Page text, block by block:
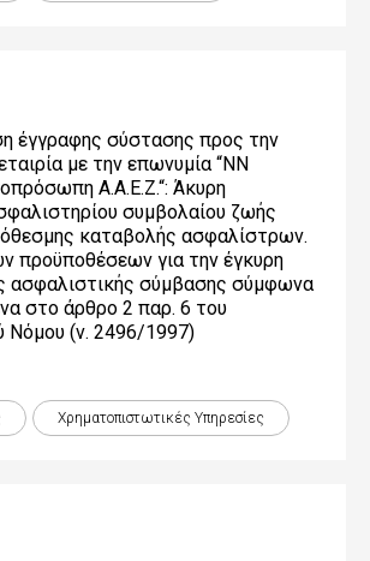
έγγραφης σύστασης προς την
με την επωνυμία “NN
Α.Α.Ε.Ζ.“: Άκυρη
συμβολαίου ζωής
καταβολής ασφαλίστρων.
προϋποθέσεων για την έγκυρη
ασφαλιστικής σύμβασης σύμφωνα
στο άρθρο 2 παρ. 6 του
Νόμου (ν. 2496/1997)
Χρηματοπιστωτικές Yπηρεσίες